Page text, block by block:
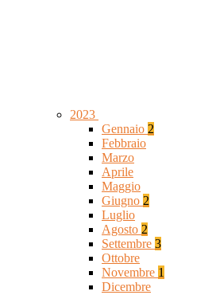
2023
Gennaio 2
Febbraio
Marzo
Aprile
Maggio
Giugno 2
Luglio
Agosto 2
Settembre 3
Ottobre
Novembre 1
Dicembre